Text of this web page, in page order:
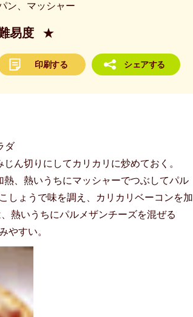
ン、マッシャー
易度 ★
印刷する シェアする
ダ
じん切りにしてカリカリに炒めておく。
熱、熱いうちにマッシャーでつぶしてパル
しょうで味を調え、カリカリベーコンを加
熱いうちにパルメザンチーズを混ぜる
やすい。